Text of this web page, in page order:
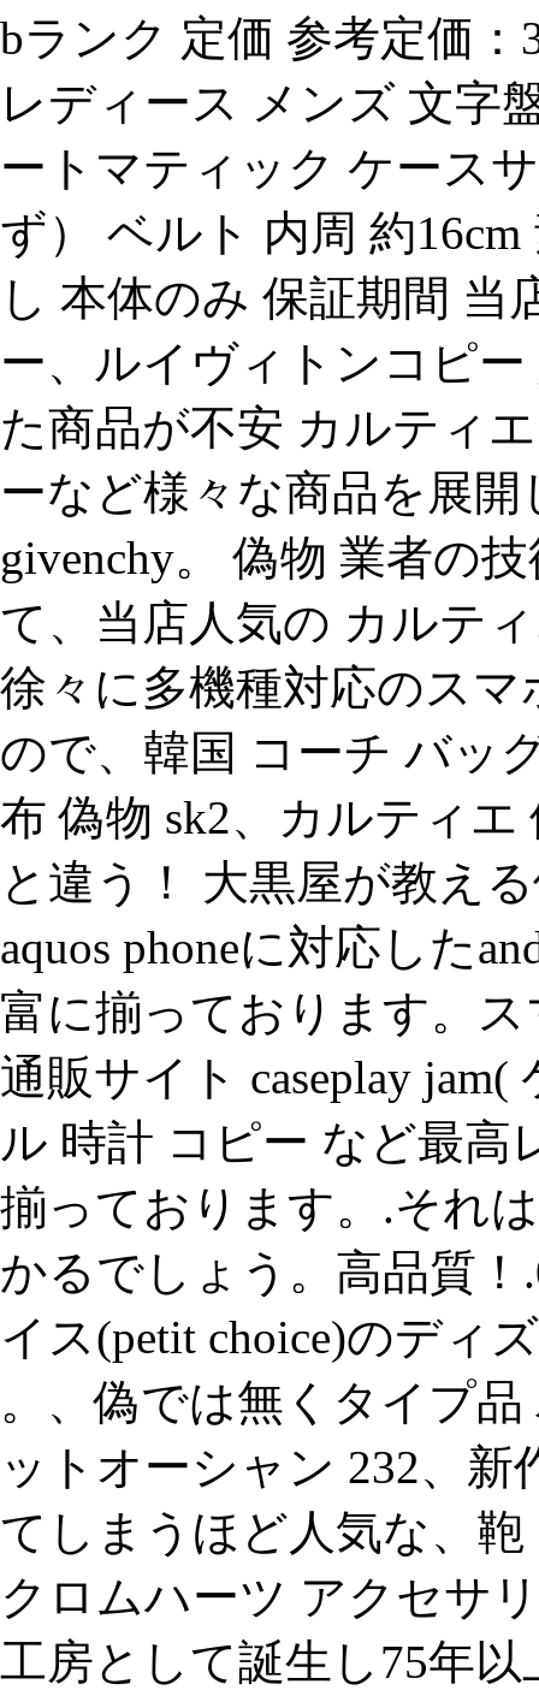
bランク 定価 参考定価：
レディース メンズ 文字
ートマティック ケース
ず） ベルト 内周 約
し 本体のみ 保証期間
ー、ルイヴィトンコピ
た商品が不安 カルティ
ーなど様々な商品を展
givenchy。 偽物 業者の
て、当店人気の カルテ
徐々に多機種対応のス
ので、韓国 コーチ バッ
布 偽物 sk2、カルティ
と違う！ 大黒屋が教え
aquos phoneに対応した
富に揃っております。
通販サイト caseplay
ル 時計 コピー など最高
揃っております。.それ
かるでしょう。高品質
イス(petit choice)のディ
。、偽では無くタイプ
ットオーシャン 232、
てしまうほど人気な、
クロムハーツ アクセサ
工房として誕生し75年